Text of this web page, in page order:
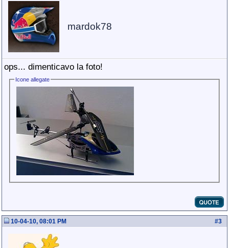
mardok78
ops... dimenticavo la foto!
Icone allegate
#3
10-04-10, 08:01 PM